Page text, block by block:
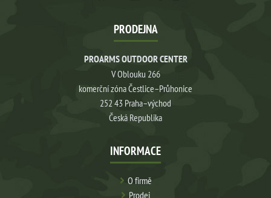
PRODEJNA
PROARMS OUTDOOR CENTER
V Oblouku 266
komerční zóna Čestlice–Průhonice
252 43 Praha–východ
Česká Republika
INFORMACE
O firmě
Prodej